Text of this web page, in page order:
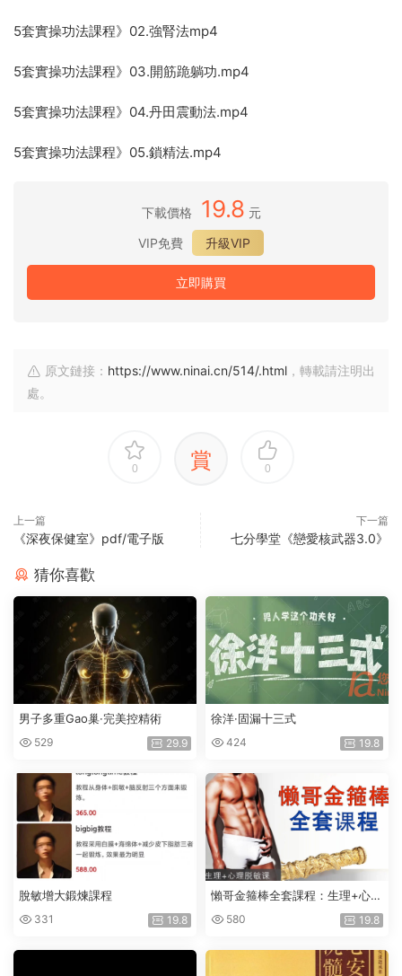
5套實操功法課程》02.強腎法mp4
5套實操功法課程》03.開筋跪躺功.mp4
5套實操功法課程》04.丹田震動法.mp4
5套實操功法課程》05.鎖精法.mp4
下載價格 19.8 元
VIP免費
升級VIP
立即購買
原文鏈接： https://www.ninai.cn/514/.html ，轉載請注明出
處。
0 賞 0
上一篇
《深夜保健室》pdf/電子版
下一篇
七分學堂《戀愛核武器3.0》
猜你喜歡
男子多重Gao巢·完美控精術
529 29.9
徐洋·固漏十三式
424 19.8
脫敏增大鍛煉課程
331 19.8
懶哥金箍棒全套課程：生理+心理
脫敏課
580 19.8